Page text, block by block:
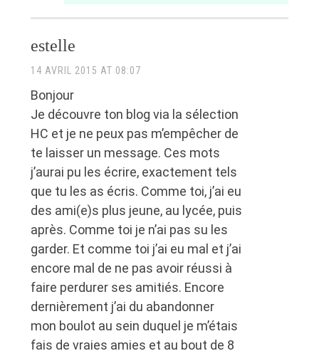
estelle
14 AVRIL 2015 AT 08:07
Bonjour
Je découvre ton blog via la sélection
HC et je ne peux pas m’empêcher de
te laisser un message. Ces mots
j’aurai pu les écrire, exactement tels
que tu les as écris. Comme toi, j’ai eu
des ami(e)s plus jeune, au lycée, puis
après. Comme toi je n’ai pas su les
garder. Et comme toi j’ai eu mal et j’ai
encore mal de ne pas avoir réussi à
faire perdurer ses amitiés. Encore
dernièrement j’ai du abandonner
mon boulot au sein duquel je m’étais
fais de vraies amies et au bout de 8